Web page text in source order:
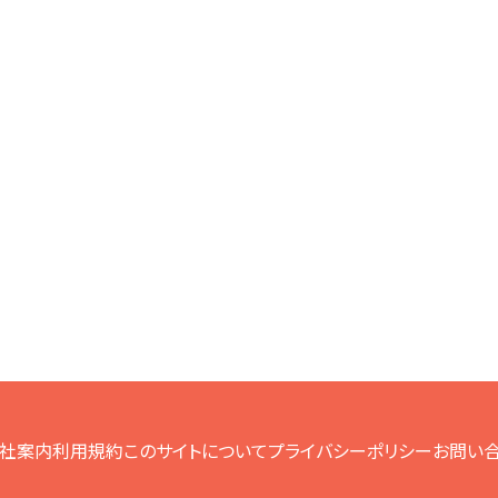
案内利用規約このサイトについてプライバシーポリシーお問い